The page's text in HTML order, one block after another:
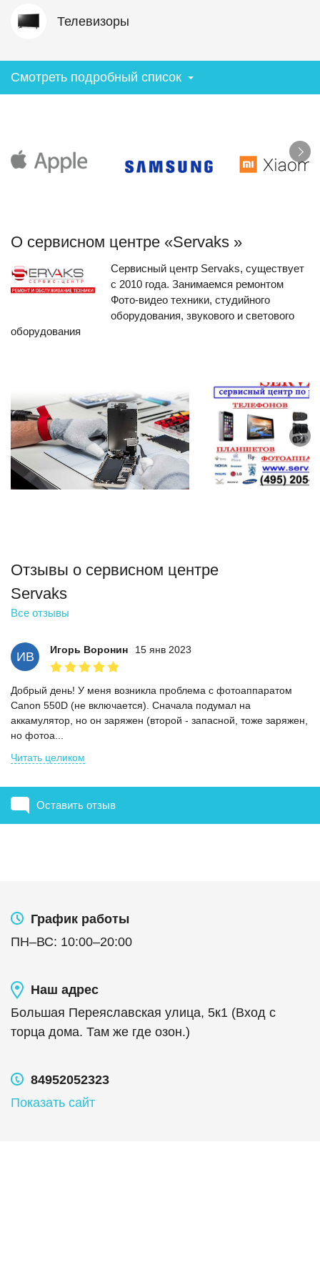
Телевизоры
Смотреть подробный список
О сервисном центре «Servaks »
Сервисный центр Servaks, существует
с 2010 года. Занимаемся ремонтом
Фото-видео техники, студийного
оборудования, звукового и светового
оборудования
Отзывы о сервисном центре
Servaks
Все отзывы
ИВ Игорь Воронин 15 янв 2023
Добрый день! У меня возникла проблема с фотоаппаратом
Canon 550D (не включается). Сначала подумал на
аккамулятор, но он заряжен (второй - запасной, тоже заряжен,
но фотоа...
Читать целиком
Оставить отзыв
График работы
ПН–ВС: 10:00–20:00
Наш адрес
Большая Переяславская улица, 5к1 (Вход с
торца дома. Там же где озон.)
84952052323
Показать сайт